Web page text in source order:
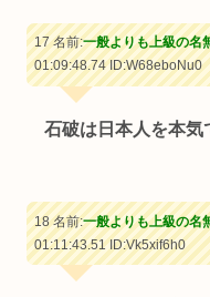
17 名前:一般よりも上級の名
01:09:48.74ID:W68eboNu0
石破は日本人を本気
18 名前:一般よりも上級の名
01:11:43.51ID:Vk5xif6h0